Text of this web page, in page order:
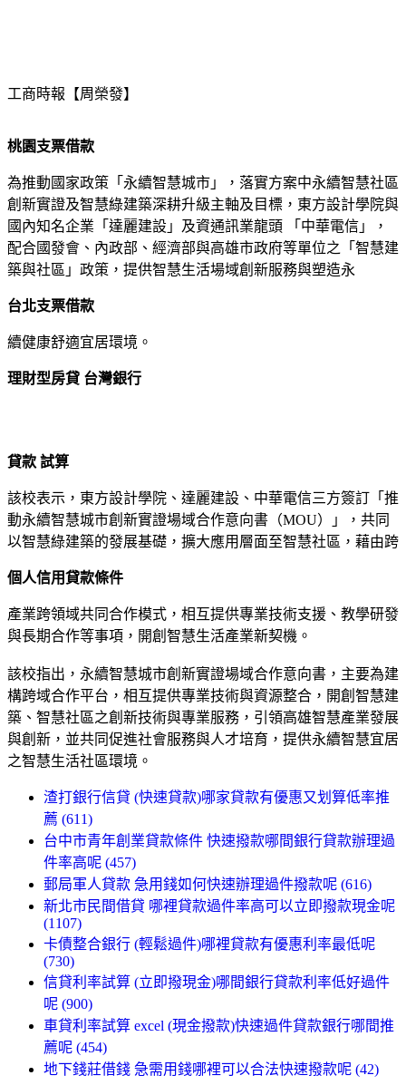
工商時報【周榮發】
桃園支票借款
為推動國家政策「永續智慧城市」，落實方案中永續智慧社區
創新實證及智慧綠建築深耕升級主軸及目標，東方設計學院與
國內知名企業「達麗建設」及資通訊業龍頭 「中華電信」，
配合國發會、內政部、經濟部與高雄市政府等單位之「智慧建
築與社區」政策，提供智慧生活場域創新服務與塑造永
台北支票借款
續健康舒適宜居環境。
理財型房貸 台灣銀行
貸款 試算
該校表示，東方設計學院、達麗建設、中華電信三方簽訂「推
動永續智慧城市創新實證場域合作意向書（MOU）」，共同
以智慧綠建築的發展基礎，擴大應用層面至智慧社區，藉由跨
個人信用貸款條件
產業跨領域共同合作模式，相互提供專業技術支援、教學研發
與長期合作等事項，開創智慧生活產業新契機。
該校指出，永續智慧城市創新實證場域合作意向書，主要為建
構跨域合作平台，相互提供專業技術與資源整合，開創智慧建
築、智慧社區之創新技術與專業服務，引領高雄智慧產業發展
與創新，並共同促進社會服務與人才培育，提供永續智慧宜居
之智慧生活社區環境。
渣打銀行信貸 (快速貸款)哪家貸款有優惠又划算低率推
薦 (611)
台中市青年創業貸款條件 快速撥款哪間銀行貸款辦理過
件率高呢 (457)
郵局軍人貸款 急用錢如何快速辦理過件撥款呢 (616)
新北市民間借貸 哪裡貸款過件率高可以立即撥款現金呢
(1107)
卡債整合銀行 (輕鬆過件)哪裡貸款有優惠利率最低呢
(730)
信貸利率試算 (立即撥現金)哪間銀行貸款利率低好過件
呢 (900)
車貸利率試算 excel (現金撥款)快速過件貸款銀行哪間推
薦呢 (454)
地下錢莊借錢 急需用錢哪裡可以合法快速撥款呢 (42)